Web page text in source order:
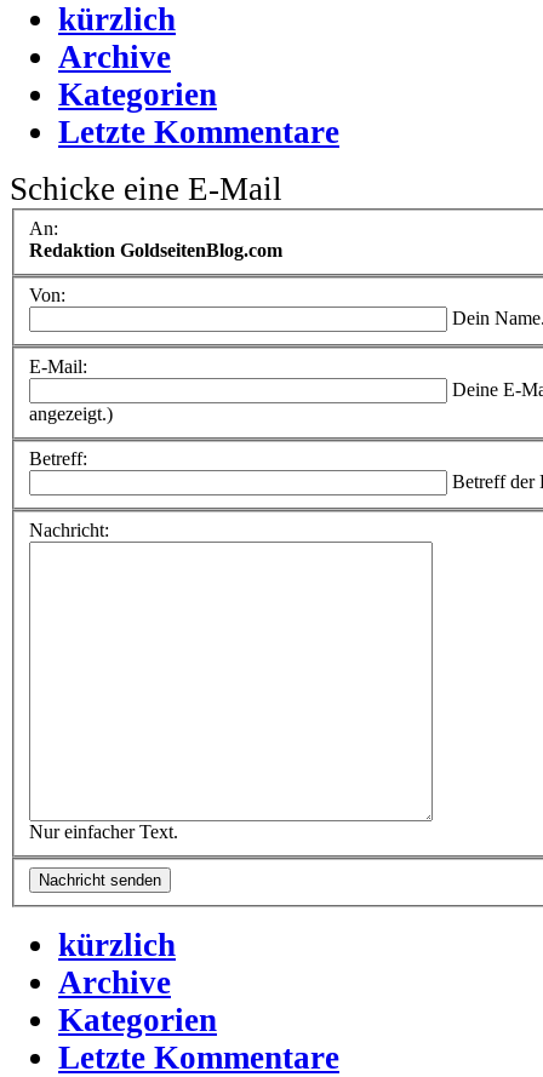
kürzlich
Archive
Kategorien
Letzte Kommentare
Schicke eine E-Mail
An:
Redaktion GoldseitenBlog.com
Von:
Dein
E-Mail:
Deine E-
angezeigt.)
Betreff:
Betreff der
Nachricht:
Nur einfacher Text.
kürzlich
Archive
Kategorien
Letzte Kommentare